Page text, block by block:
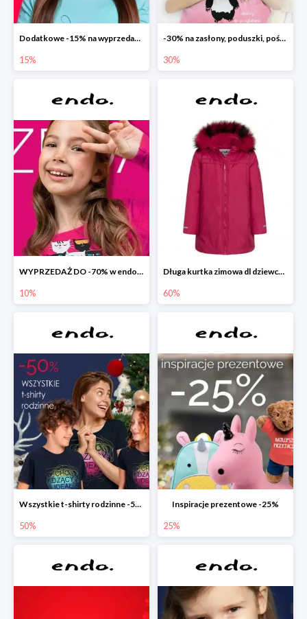
Dodatkowe -15% na wyprzedaż do -70%
15%
-30% na zasłony, poduszki, pościele dla dzieci
30%
WYPRZEDAŻ DO -70% w endo.pl
10%
Długa kurtka zimowa dl dziewczynki
60%
Wszystkie t-shirty rodzinne -50%
50%
Inspiracje prezentowe -25%
25%